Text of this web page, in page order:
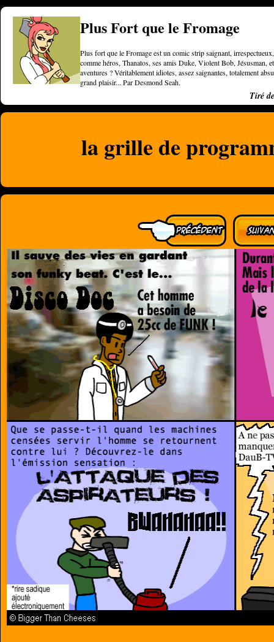
Plus Fort que le Fromage
Plus fort que le Fromage est un comic strip saignant,
comme héros, Thanatos, ses amis Duke, Violent Bob, Jésusman,
aventures ? Véritablement idiotes, assez saignantes, totalement
grand plaisir... Par Desmond Seah.
Tiré
la grille de